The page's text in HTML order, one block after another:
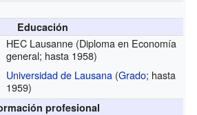
Educación
HEC Lausanne (Diploma en Economía
general; hasta 1958)
Universidad de Lausana (Grado; hasta
1959)
profesional